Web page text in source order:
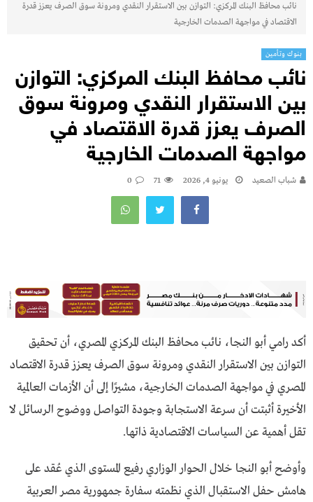
نائب محافظ البنك المركزي: التوازن بين الاستقرار النقدي ومرونة سوق الصرف يعزز قدرة
الاقتصاد في مواجهة الصدمات الخارجية
بنوك وتأمين
نائب محافظ البنك المركزي: التوازن
بين الاستقرار النقدي ومرونة سوق
الصرف يعزز قدرة الاقتصاد في
مواجهة الصدمات الخارجية
شباب الصعيد يونيو 4, 2026 71
0
أكد رامي أبو النجا، نائب محافظ البنك المركزي المصري، أن تحقيق
التوازن بين الاستقرار النقدي ومرونة سوق الصرف يعزز قدرة الاقتصاد
المصري في مواجهة الصدمات الخارجية، مشيرًا إلى أن الأزمات العالمية
الأخيرة أثبتت أن سرعة الاستجابة وجودة التواصل ووضوح الرسائل لا
تقل أهمية عن السياسات الاقتصادية ذاتها.
وأوضح أبو النجا خلال الحوار الوزاري رفيع المستوى الذي عُقد على
هامش حفل الاستقبال الذي نظمته سفارة جمهورية مصر العربية